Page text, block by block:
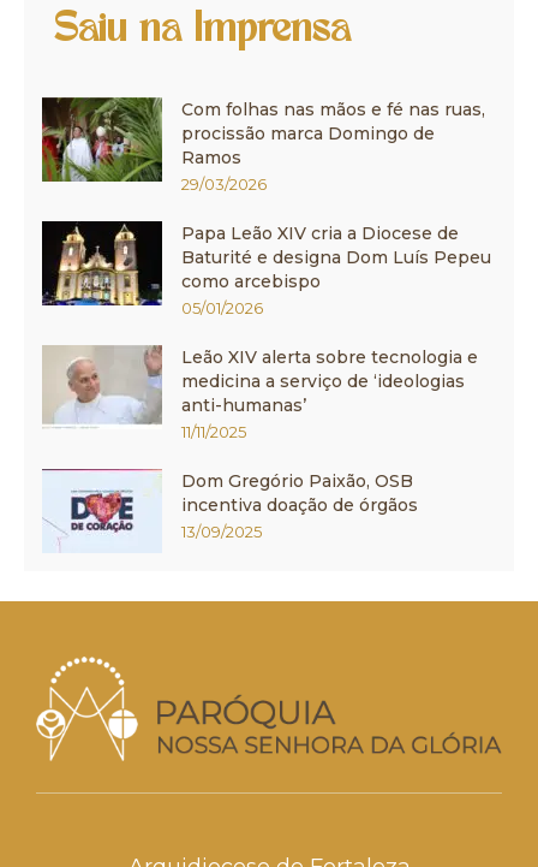
Saiu na Imprensa
Com folhas nas mãos e fé nas ruas,
procissão marca Domingo de
Ramos
29/03/2026
Papa Leão XIV cria a Diocese de
Baturité e designa Dom Luís Pepeu
como arcebispo
05/01/2026
Leão XIV alerta sobre tecnologia e
medicina a serviço de ‘ideologias
anti-humanas’
11/11/2025
Dom Gregório Paixão, OSB
incentiva doação de órgãos
13/09/2025